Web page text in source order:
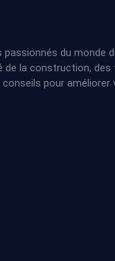
du monde
de la construction, des
pour améliorer